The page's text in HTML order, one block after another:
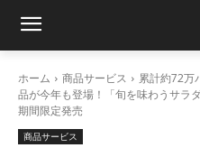
ホーム 商品サービス
累計約72万
品が今年も登場！「旬を味わうサ
期間限定発売
商品サービス